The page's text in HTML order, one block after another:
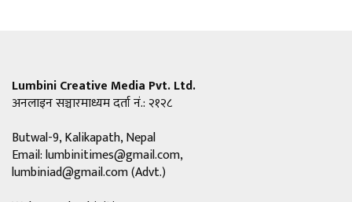
Lumbini Creative Media Pvt. Ltd.
अनलाइन सञ्चारमाध्यम दर्ता नं.: २१२८
Butwal-9, Kalikapath, Nepal
Email:lumbinitimes@gmail.com,
lumbiniad@gmail.com(Advt.)